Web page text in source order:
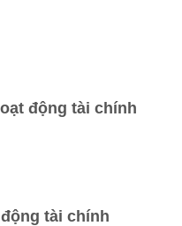
động tài chính
tài chính